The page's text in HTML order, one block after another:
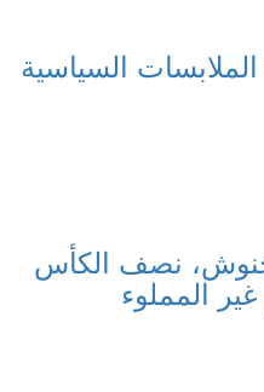
السياسية
نصف الكأس
المملوء